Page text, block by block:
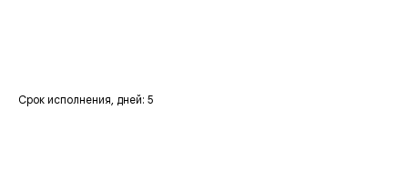
Срок исполнения, дней: 5